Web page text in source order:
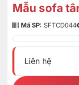
Mẫu sofa
Mã SP: SFTCD044
Liên hệ